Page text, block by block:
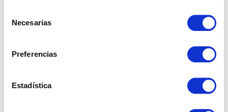
Necesarias
Preferencias
Estadística